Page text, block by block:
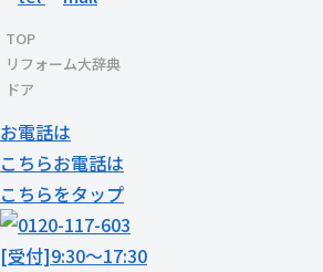
TOP
リフォーム大辞典
ドア
お電話は
こちらお電話は
こちらをタップ
[受付]9:30～17:30